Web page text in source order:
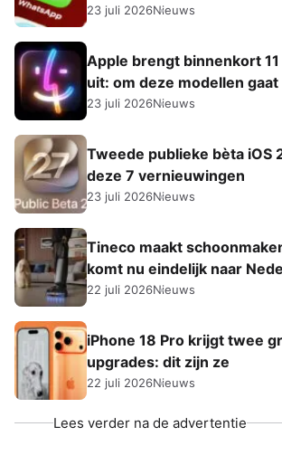
23 juli 2026Nieuws
Apple brengt binnenkort
uit: om deze modellen
23 juli 2026Nieuws
Tweede publieke bèta iOS
deze 7 vernieuwingen
23 juli 2026Nieuws
Tineco maakt
komt nu eindelijk naar
22 juli 2026Nieuws
iPhone 18 Pro krijgt twee
upgrades: dit zijn ze
22 juli 2026Nieuws
Lees verder na de advertentie